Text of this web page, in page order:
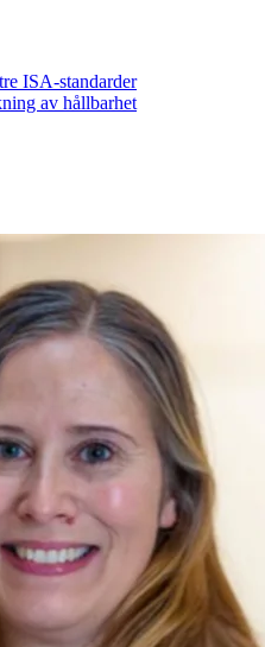
ISA-standarder
av hållbarhet